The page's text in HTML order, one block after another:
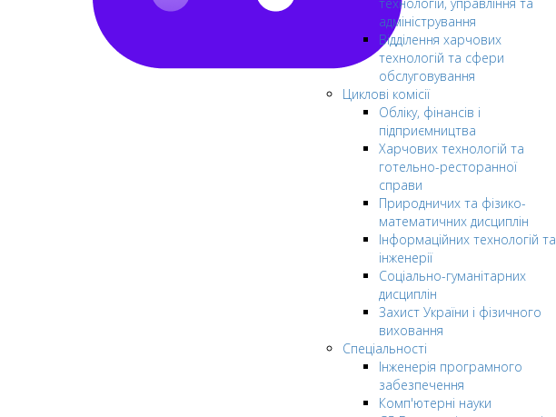
адміністрування
Відділення харчових
технологій та сфери
обслуговування
Циклові комісії
Обліку, фінансів і
підприємництва
Харчових технологій та
готельно-ресторанної
справи
Природничих та фізико-
математичних дисциплін
Інформаційних технологій та
інженерії
Соціально-гуманітарних
дисциплін
Захист України і фізичного
виховання
Спеціальності
Інженерія програмного
забезпечення
Комп'ютерні науки